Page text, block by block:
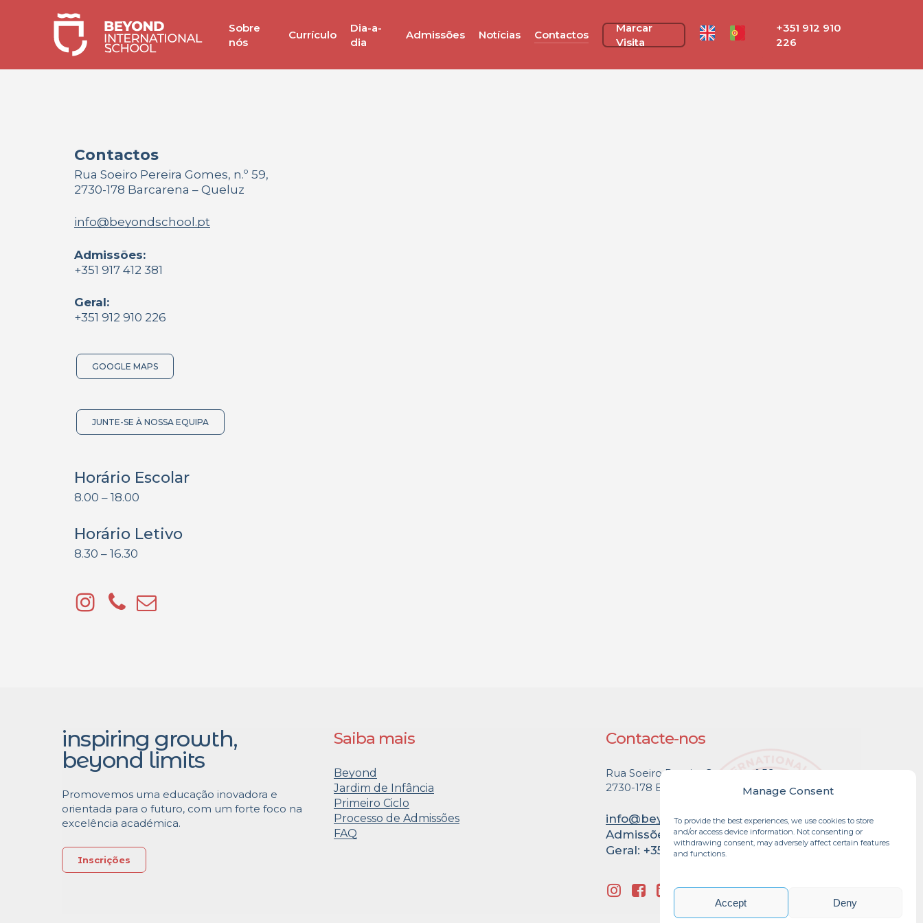
Manage Consent
To provide the best experiences, we use cookies to store
and/or access device information. Not consenting or
withdrawing consent, may adversely affect certain features
and functions.
Accept Deny
content
Sobre
nós
Currículo
Dia-a-
dia
Admissões Notícias Contactos
Marcar
Visita
+351 912 910
226
Contactos
Rua Soeiro Pereira Gomes, n.º 59,
2730-178 Barcarena – Queluz
info@beyondschool.pt
Admissões:
+351 917 412 381
Geral:
+351 912 910 226
GOOGLE MAPS
JUNTE-SE À NOSSA EQUIPA
Horário Escolar
8.00 – 18.00
Horário Letivo
8.30 – 16.30
inspiring growth,
beyond limits
Promovemos uma educação inovadora e
orientada para o futuro, com um forte foco na
excelência académica.
Inscrições
Saiba mais
Beyond
Jardim de Infância
Primeiro Ciclo
Processo de Admissões
FAQ
Contacte-nos
Rua Soeiro Pereira Gomes, n.º 59
2730-178 Barcarena – Queluz
info@beyondschool.pt
Admissões: +351 917 412 381
Geral: +351 912 910 226